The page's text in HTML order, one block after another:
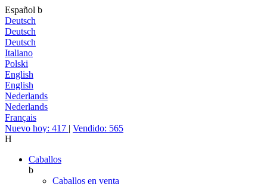
Español b
Deutsch
Deutsch
Deutsch
Italiano
Polski
English
English
Nederlands
Nederlands
Français
Nuevo hoy: 417 | Vendido: 565
H
Caballos
b
Caballos en venta